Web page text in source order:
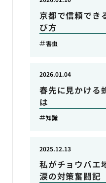
京都で信頼でき
び方
害虫
春先に見かける
は
2026.01.04
知識
私がチョウバエ
涙の対策奮闘記
2025.12.13